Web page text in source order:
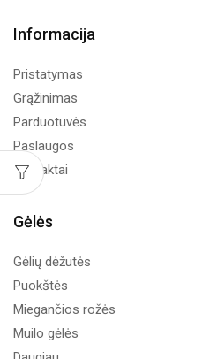
Informacija
Pristatymas
Grąžinimas
Parduotuvės
Paslaugos
Kontaktai
Gėlės
Gėlių dėžutės
Puokštės
Miegančios rožės
Muilo gėlės